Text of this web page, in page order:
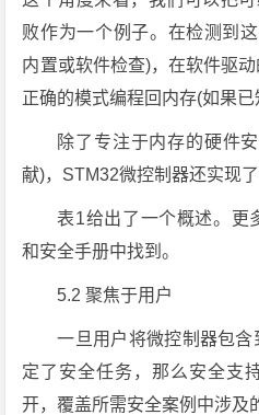
败作为一个例子。在检测到
内置或软件检查)，在软件驱
正确的模式编程回内存(如果已
除了专注于内存的硬件
献)，STM32微控制器还实现
表1给出了一个概述。更
和安全手册中找到。
5.2 聚焦于用户
一旦用户将微控制器包
定了安全任务，那么安全支
开，覆盖所需安全案例中涉及